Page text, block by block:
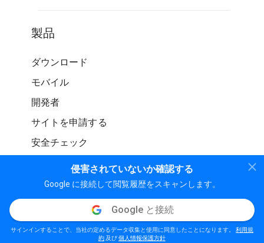
侵害されていないか確認する
Google に接続して閲覧履歴をスキャンします。
Google と接続
サインインすることで、当社の定めるデータ収集と使用に同意したことになります。 利用規
約 及び個人情報保護方針
製品
ダウンロード
モバイル
開発者
サイトを申請する
安全チェック
© WOT サービス LP。 無断転載を禁じます
利用規約